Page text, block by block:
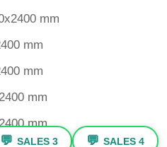
mm
mm
mm
mm
mm
💬 SALES 3 💬 SALES 4